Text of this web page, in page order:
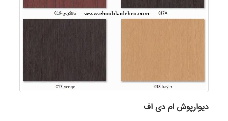
دیوارپوش ام دی اف